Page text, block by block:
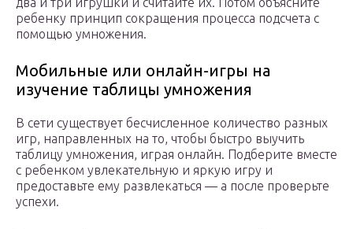
ребенку принцип сокращения процесса подсчета с
помощью умножения.
Мобильные или онлайн-игры на
изучение таблицы умножения
В сети существует бесчисленное количество разных
игр, направленных на то, чтобы быстро выучить
таблицу умножения, играя онлайн. Подберите вместе
с ребенком увлекательную и яркую игру и
предоставьте ему развлекаться — а после проверьте
успехи.